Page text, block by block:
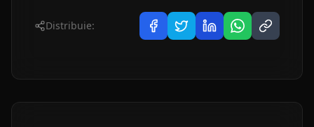
Distribuie: